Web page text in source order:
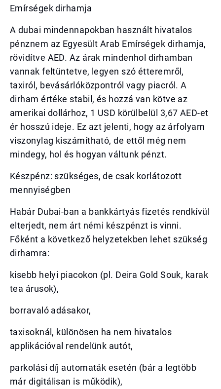
Emírségek dirhamja
A dubai mindennapokban használt hivatalos
pénznem az Egyesült Arab Emírségek dirhamja,
rövidítve AED. Az árak mindenhol dirhamban
vannak feltüntetve, legyen szó étteremről,
taxiról, bevásárlóközpontról vagy piacról. A
dirham értéke stabil, és hozzá van kötve az
amerikai dollárhoz, 1 USD körülbelül 3,67 AED-et
ér hosszú ideje. Ez azt jelenti, hogy az árfolyam
viszonylag kiszámítható, de ettől még nem
mindegy, hol és hogyan váltunk pénzt.
Készpénz: szükséges, de csak korlátozott
mennyiségben
Habár Dubai-ban a bankkártyás fizetés rendkívül
elterjedt, nem árt némi készpénzt is vinni.
Főként a következő helyzetekben lehet szükség
dirhamra:
kisebb helyi piacokon (pl. Deira Gold Souk, karak
tea árusok),
borravaló adásakor,
taxisoknál, különösen ha nem hivatalos
applikációval rendelünk autót,
parkolási díj automaták esetén (bár a legtöbb
már digitálisan is működik),